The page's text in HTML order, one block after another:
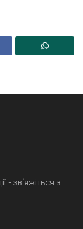
- звʼяжіться з